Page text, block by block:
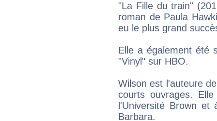
"La Fille du train"
roman de Paula
eu le plus grand
Elle a également été
"Vinyl" sur HBO.
Wilson est l'auteure
courts ouvrages.
l'Université Brown et
Barbara.